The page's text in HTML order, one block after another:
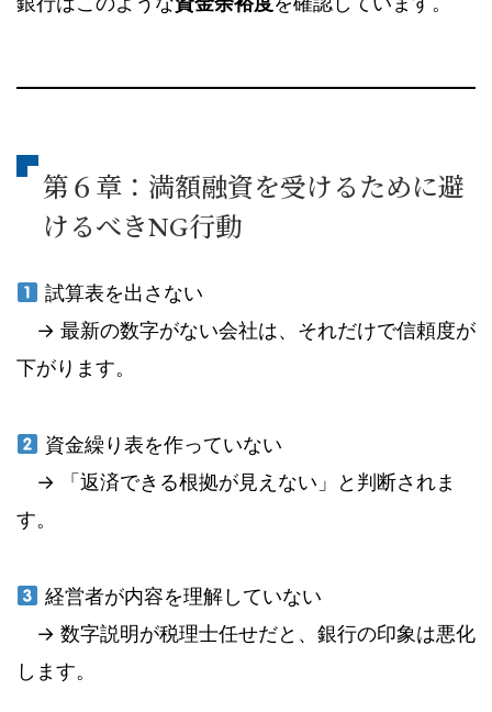
第６章：満額融資を受けるために避
けるべきNG行動
試算表を出さない
→ 最新の数字がない会社は、それだけで信頼度が
下がります。
資金繰り表を作っていない
→ 「返済できる根拠が見えない」と判断されま
す。
経営者が内容を理解していない
→ 数字説明が税理士任せだと、銀行の印象は悪化
します。